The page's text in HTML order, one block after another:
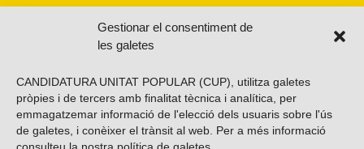
Gestionar el consentiment de
les galetes
CANDIDATURA UNITAT POPULAR (CUP), utilitza galetes
pròpies i de tercers amb finalitat tècnica i analítica, per
emmagatzemar informació de l'elecció dels usuaris sobre l'ús
de galetes, i conèixer el trànsit al web. Per a més informació